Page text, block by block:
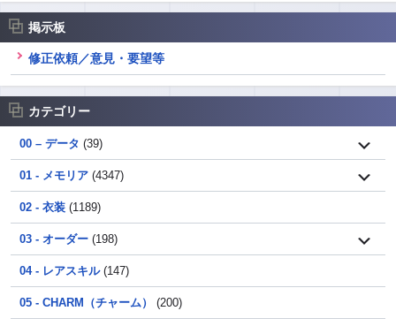
掲示板
修正依頼／意見・要望等
カテゴリー
00 – データ (39)
01 - メモリア (4347)
02 - 衣装 (1189)
03 - オーダー (198)
04 - レアスキル(147)
05 - CHARM（チャーム） (200)